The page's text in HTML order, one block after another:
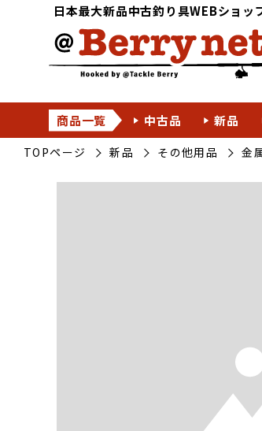
日本最大新品中古釣り具WEBショッ
商品一覧 中古品 新品
TOPページ 新品 その他用品 金